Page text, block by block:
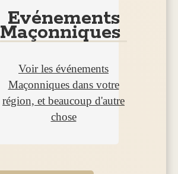
Evénements
Maçonniques
Voir les événements
Maçonniques dans votre
région, et beaucoup d'autre
chose